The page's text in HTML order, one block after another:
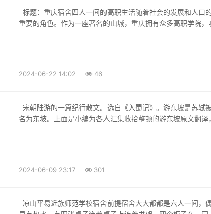
重要的角色。作为一座著名的山城，重庆拥有众多高职学院，
2024-06-22 14:02 46
名为东坡。上面是小编为各人汇集收拾整顿的游东坡原文翻译
2024-06-09 23:17 301